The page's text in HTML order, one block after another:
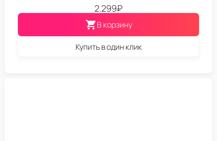
2.299₽
В корзину
Купить в один клик